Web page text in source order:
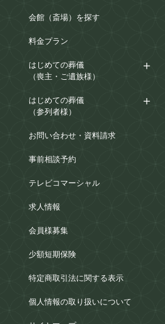
会館（斎場）を探す
料金プラン
はじめての葬儀
（喪主・ご遺族様）
はじめての葬儀
（参列者様）
お問い合わせ・資料請求
事前相談予約
テレビコマーシャル
求人情報
会員様募集
少額短期保険
特定商取引法に関する表示
個人情報の取り扱いについて